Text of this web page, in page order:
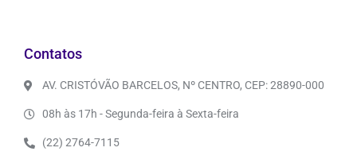
Contatos
AV. CRISTÓVÃO BARCELOS, Nº CENTRO, CEP: 28890-000
08h às 17h - Segunda-feira à Sexta-feira
(22) 2764-7115